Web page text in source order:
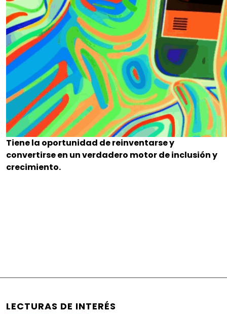
Tiene la oportunidad de reinventarse y
convertirse en un verdadero motor de inclusión y
crecimiento.
LECTURAS DE INTERÉS